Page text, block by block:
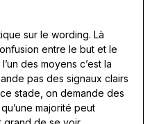
sur le wording. Là
entre le but et le
des moyens c’est la
pas des signaux clairs
stade, on demande des
majorité peut